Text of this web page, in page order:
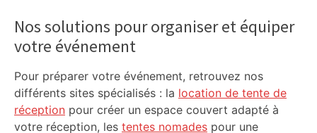
Sidebar
Nos solutions pour organiser et équiper
votre événement
Pour préparer votre événement, retrouvez nos
différents sites spécialisés : la location de tente de
réception pour créer un espace couvert adapté à
votre réception, les tentes nomades pour une